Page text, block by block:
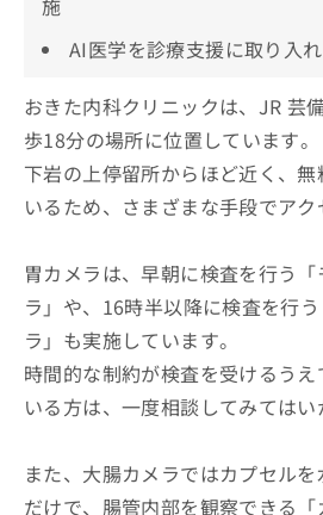
施
AI医学を診療支援に取り入
おきた内科クリニックは、JR 芸
歩18分の場所に位置しています。
下岩の上停留所からほど近く、
いるため、さまざまな手段でアク
胃カメラは、早朝に検査を行う
ラ」や、16時半以降に検査を行
ラ」も実施しています。
時間的な制約が検査を受けるう
いる方は、一度相談してみてはい
また、大腸カメラではカプセル
だけで、腸管内部を観察できる